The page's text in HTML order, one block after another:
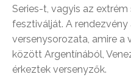
Series-t, vagyis az
fesztiválját. A
versenysorozata, amire a
között Argentínából,
érkeztek versenyzők.